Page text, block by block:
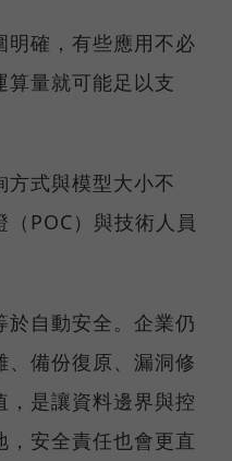
明確，有些應用不必
算量就可能足以支
方式與模型大小不
POC）與技術人員
自動安全。企業仍
備份復原、漏洞修
是讓資料邊界與控
安全責任也會更直